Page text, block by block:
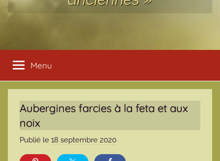
Menu
Aubergines farcies à la feta et aux
noix
Publié le 18 septembre 2020
a